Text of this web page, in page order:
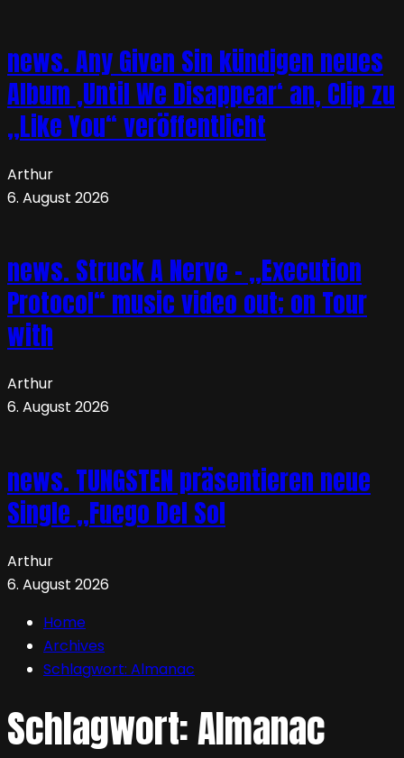
news. Any Given Sin kündigen neues
Album ‚Until We Disappear‘ an, Clip zu
„Like You“ veröffentlicht
Arthur
6. August 2026
news. Struck A Nerve – „Execution
Protocol“ music video out; on Tour
with
Arthur
6. August 2026
news. TUNGSTEN präsentieren neue
Single „Fuego Del Sol
Arthur
6. August 2026
Home
Archives
Schlagwort: Almanac
Schlagwort:Almanac